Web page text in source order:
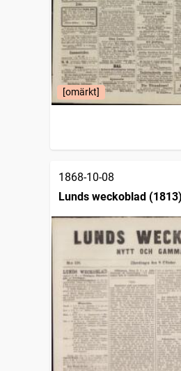
[omärkt]
1868-10-08
Lunds weckoblad
gammalt